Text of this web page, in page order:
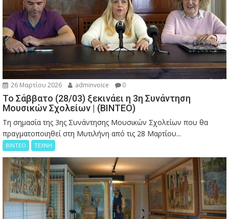
26 Μαρτίου 2026 adminvoice 0
Το Σάββατο (28/03) ξεκινάει η 3η Συνάντηση
Μουσικών Σχολείων | (ΒΙΝΤΕΟ)
Τη σημασία της 3ης Συνάντησης Μουσικών Σχολείων που θα
πραγματοποιηθεί στη Μυτιλήνη από τις 28 Μαρτίου...
ΒΙΝΤΕΟ ΤΕΧΝΗ